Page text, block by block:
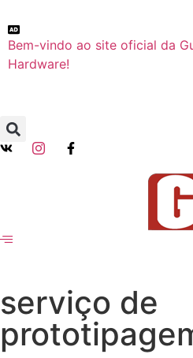
Bem-vindo ao site oficial da
Hardware!
serviço de